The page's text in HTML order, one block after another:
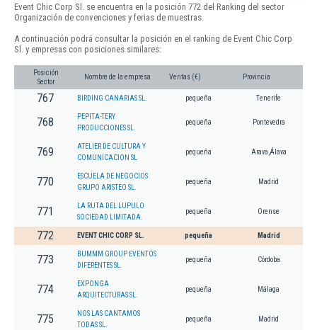
Event Chic Corp Sl. se encuentra en la posición 772 del Ranking del sector
Organización de convenciones y ferias de muestras.
A continuación podrá consultar la posición en el ranking de Event Chic Corp
Sl. y empresas con posiciones similares:
Posición
Sector
Nombre de la empresa Ventas (€) Provincia
767 BIRDING CANARIAS SL. pequeña Tenerife
768
PEPITA-TERY
PRODUCCIONES SL.
pequeña Pontevedra
769
ATELIER DE CULTURA Y
COMUNICACION SL
pequeña Arava,Álava
770
ESCUELA DE NEGOCIOS
GRUPO ARISTEO SL.
pequeña Madrid
771
LA RUTA DEL LUPULO
SOCIEDAD LIMITADA.
pequeña Orense
772 EVENT CHIC CORP SL. pequeña Madrid
773
BUMMM GROUP EVENTOS
DIFERENTES SL.
pequeña Córdoba
774
EXPONGA
ARQUITECTURAS SL.
pequeña Málaga
775
NOS LAS CANTAMOS
TODAS SL.
pequeña Madrid